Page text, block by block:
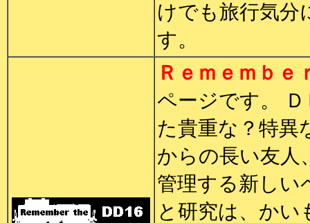
けでも旅行気分
す。
Ｒｅｍｅｍｂ
ページです。
た貴重な？特異
からの長い友人
管理する新しい
と研究は、かい